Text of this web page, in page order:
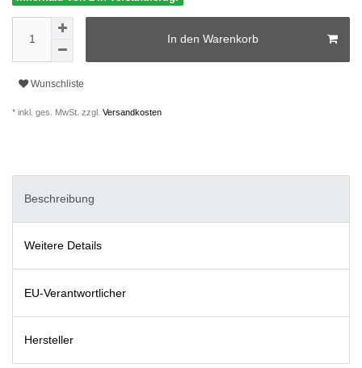
In den Warenkorb
Wunschliste
* inkl. ges. MwSt. zzgl. Versandkosten
Beschreibung
Weitere Details
EU-Verantwortlicher
Hersteller